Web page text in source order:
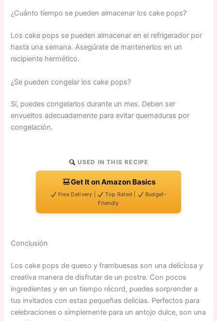
¿Cuánto tiempo se pueden almacenar los cake pops?
Los cake pops se pueden almacenar en el refrigerador por
hasta una semana. Asegúrate de mantenerlos en un
recipiente hermético.
¿Se pueden congelar los cake pops?
Sí, puedes congelarlos durante un mes. Deben ser
envueltos adecuadamente para evitar quemaduras por
congelación.
USED IN THIS RECIPE
Get It on Amazon Basics
Free Delivery | Top Rated |
Budget-
Friendly
Conclusión
Los cake pops de queso y frambuesas son una deliciosa y
creativa manera de disfrutar de un postre. Con pocos
ingredientes y en un tiempo récord, puedes sorprender a
tus invitados con estas pequeñas delicias. Perfectos para
celebraciones o simplemente para un antojo dulce, son una